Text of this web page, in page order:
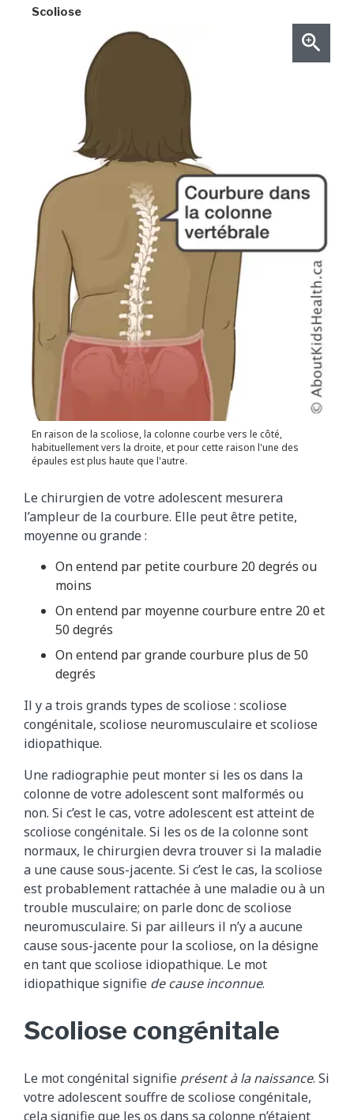
Scoliose
En raison de la scoliose, la colonne courbe vers le côté,
habituellement vers la droite, et pour cette raison l'une des
épaules est plus haute que l'autre.
Le chirurgien de votre adolescent mesurera
l’ampleur de la courbure. Elle peut être petite,
moyenne ou grande :
On entend par petite courbure 20 degrés ou
moins
On entend par moyenne courbure entre 20 et
50 degrés
On entend par grande courbure plus de 50
degrés
Il y a trois grands types de scoliose : scoliose
congénitale, scoliose neuromusculaire et scoliose
idiopathique.
Une radiographie peut monter si les os dans la
colonne de votre adolescent sont malformés ou
non. Si c’est le cas, votre adolescent est atteint de
scoliose congénitale. Si les os de la colonne sont
normaux, le chirurgien devra trouver si la maladie
a une cause sous-jacente. Si c’est le cas, la scoliose
est probablement rattachée à une maladie ou à un
trouble musculaire; on parle donc de scoliose
neuromusculaire. Si par ailleurs il n’y a aucune
cause sous-jacente pour la scoliose, on la désigne
en tant que scoliose idiopathique. Le mot
idiopathique signifie de cause inconnue.
Scoliose congénitale
Le mot congénital signifie présent à la naissance. Si
votre adolescent souffre de scoliose congénitale,
cela signifie que les os dans sa colonne n’étaient